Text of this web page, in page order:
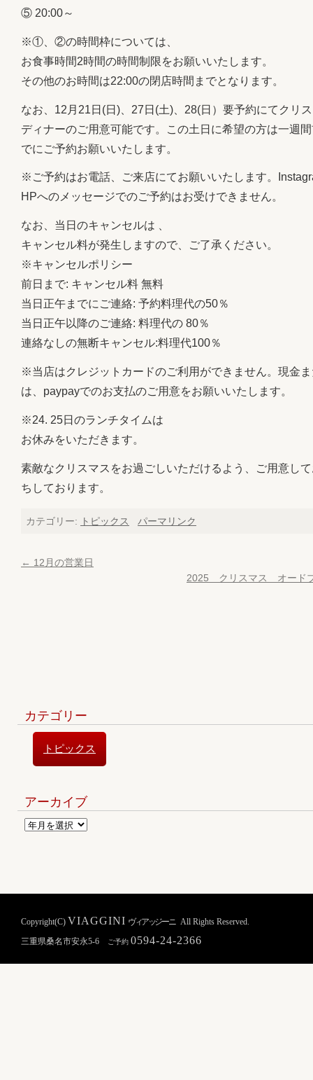
⑤ 20:00～
※①、②の時間枠については、
お食事時間2時間の時間制限をお願いいたします。
その他のお時間は22:00の閉店時間までとなります。
なお、12月21日(日)、27日(土)、28(日）要予約にてクリ
ディナーのご用意可能です。この土日に希望の方は一週
でにご予約お願いいたします。
※ご予約はお電話、ご来店にてお願いいたします。
HPへのメッセージでのご予約はお受けできません。
なお、当日のキャンセルは 、
キャンセル料が発生しますので、ご了承ください。
※キャンセルポリシー
前日まで: キャンセル料 無料
当日正午までにご連絡: 予約料理代の50％
当日正午以降のご連絡: 料理代の 80％
連絡なしの無断キャンセル:料理代100％
※当店はクレジットカードのご利用ができません。現金
は、paypayでのお支払のご用意をお願いいたします。
※24. 25日のランチタイムは
お休みをいただきます。
素敵なクリスマスをお過ごしいただけるよう、ご用意し
ちしております。
カテゴリー: トピックス パーマリンク
← 12月の営業日
2025 クリスマス オード
カテゴリー
トピックス
アーカイブ
Copyright(C) VIAGGINI ヴィアッジーニ
All Rights Reserved.
三重県桑名市安永5-6
ご予約 0594-24-2366